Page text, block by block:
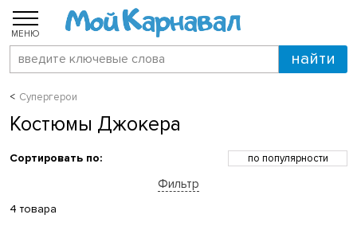
МЕНЮ
Супергерои
Костюмы Джокера
Сортировать по:
по популярности
Фильтр
4 товара